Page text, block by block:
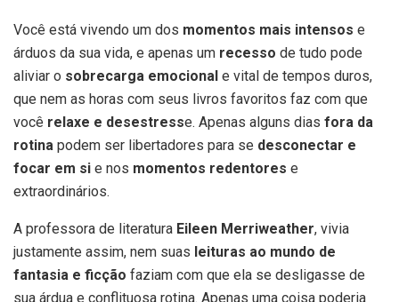
Você está vivendo um dos momentos mais intensos e
árduos da sua vida, e apenas um recesso de tudo pode
aliviar o sobrecarga emocional e vital de tempos duros,
que nem as horas com seus livros favoritos faz com que
você relaxe e desestresse. Apenas alguns dias fora da
rotina podem ser libertadores para se desconectar e
focar em si e nos momentos redentores e
extraordinários.
A professora de literatura Eileen Merriweather, vivia
justamente assim, nem suas leituras ao mundo de
fantasia e ficção faziam com que ela se desligasse de
sua árdua e conflituosa rotina. Apenas uma coisa poderia